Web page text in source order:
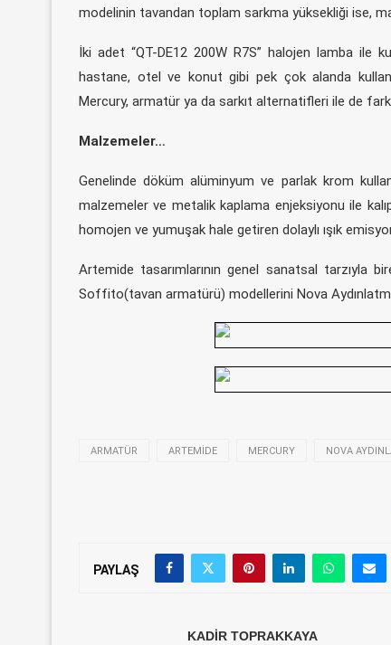
modelinin tavandan toplam sarkma yüksekliği ise,
İki adet “QT-DE12 200W R7S” halojen lamba ile
hastane, otel ve konut gibi pek çok alanda
Mercury, armatür ya da sarkıt alternatifleri ile de
Malzemeler…
Genelinde döküm alüminyum ve parlak krom
malzemeler ve metalik kaplama enjeksiyonu ile
homojen ve yumuşak hale getiren dolaylı ışık
Artemide tasarımlarının genel sanatsal tarzıyla
Soffito(tavan armatürü) modellerini Nova
ARMATÜR ARTEMIDE MERCURY NOVA
PAYLAŞ
KADIR TOPRAKKAYA